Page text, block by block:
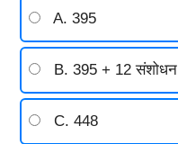
A. 395
B. 395 + 12 संशोधन
C. 448